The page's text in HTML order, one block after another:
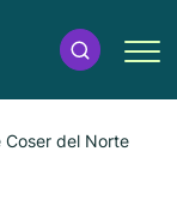
Coser del Norte